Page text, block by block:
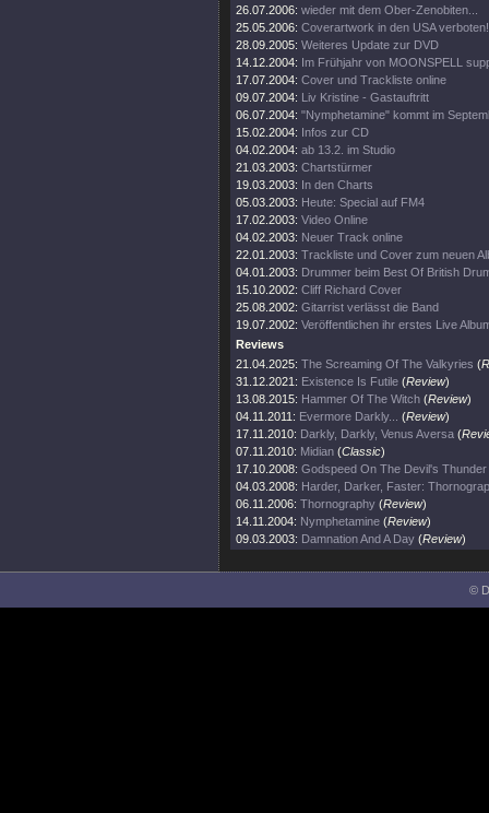
26.07.2006: wieder mit dem Ober-Zenobiten...
25.05.2006: Coverartwork in den USA verboten!
28.09.2005: Weiteres Update zur DVD
14.12.2004: Im Frühjahr von MOONSPELL
17.07.2004: Cover und Trackliste online
09.07.2004: Liv Kristine - Gastauftritt
06.07.2004: "Nymphetamine" kommt im
15.02.2004: Infos zur CD
04.02.2004: ab 13.2. im Studio
21.03.2003: Chartstürmer
19.03.2003: In den Charts
05.03.2003: Heute: Special auf FM4
17.02.2003: Video Online
04.02.2003: Neuer Track online
22.01.2003: Trackliste und Cover zum neuen
04.01.2003: Drummer beim Best Of British
15.10.2002: Cliff Richard Cover
25.08.2002: Gitarrist verlässt die Band
19.07.2002: Veröffentlichen ihr erstes Live
Reviews
21.04.2025: The Screaming Of The Valkyries (
31.12.2021: Existence Is Futile (Review)
13.08.2015: Hammer Of The Witch (Review)
04.11.2011: Evermore Darkly... (Review)
17.11.2010: Darkly, Darkly, Venus Aversa (
07.11.2010: Midian (Classic)
17.10.2008: Godspeed On The Devil's Thunder
04.03.2008: Harder, Darker, Faster:
06.11.2006: Thornography (Review)
14.11.2004: Nymphetamine (Review)
09.03.2003: Damnation And A Day (Review)
©